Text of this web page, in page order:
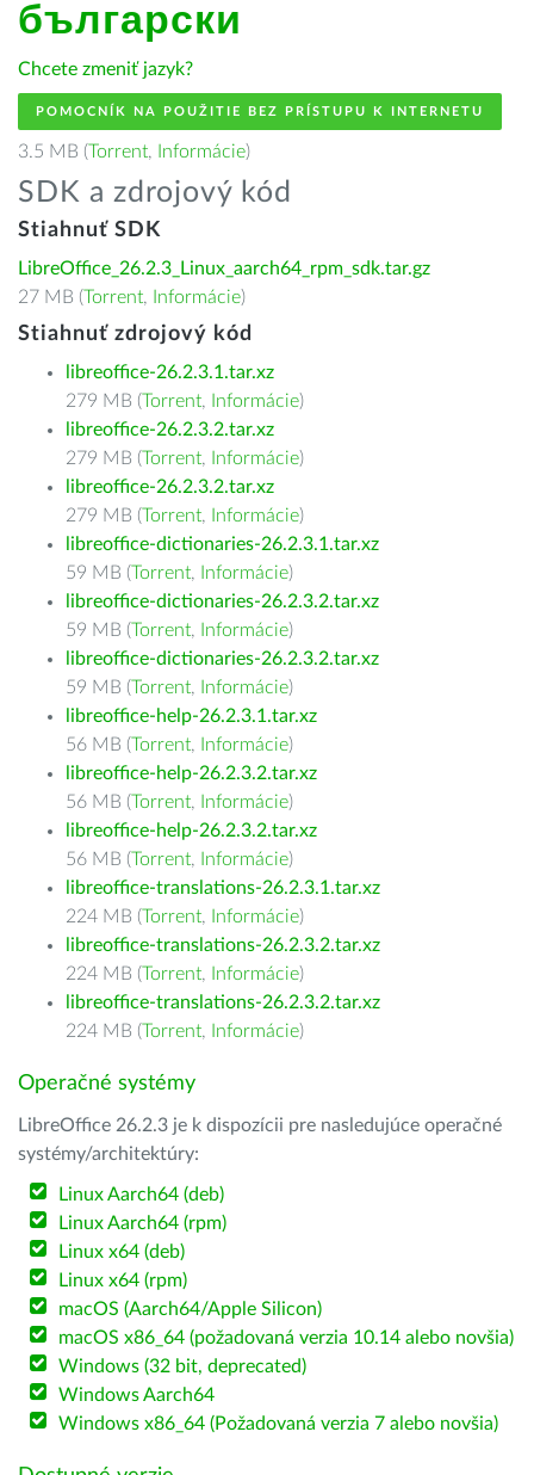
български
Chcete zmeniť jazyk?
POMOCNÍK NA POUŽITIE BEZ PRÍSTUPU K INTERNETU
3.5 MB (Torrent, Informácie)
SDK a zdrojový kód
Stiahnuť SDK
LibreOffice_26.2.3_Linux_aarch64_rpm_sdk.tar.gz
27 MB (Torrent, Informácie)
Stiahnuť zdrojový kód
libreoffice-26.2.3.1.tar.xz
279 MB (Torrent, Informácie)
libreoffice-26.2.3.2.tar.xz
279 MB (Torrent, Informácie)
libreoffice-26.2.3.2.tar.xz
279 MB (Torrent, Informácie)
libreoffice-dictionaries-26.2.3.1.tar.xz
59 MB (Torrent, Informácie)
libreoffice-dictionaries-26.2.3.2.tar.xz
59 MB (Torrent, Informácie)
libreoffice-dictionaries-26.2.3.2.tar.xz
59 MB (Torrent, Informácie)
libreoffice-help-26.2.3.1.tar.xz
56 MB (Torrent, Informácie)
libreoffice-help-26.2.3.2.tar.xz
56 MB (Torrent, Informácie)
libreoffice-help-26.2.3.2.tar.xz
56 MB (Torrent, Informácie)
libreoffice-translations-26.2.3.1.tar.xz
224 MB (Torrent, Informácie)
libreoffice-translations-26.2.3.2.tar.xz
224 MB (Torrent, Informácie)
libreoffice-translations-26.2.3.2.tar.xz
224 MB (Torrent, Informácie)
Operačné systémy
LibreOffice 26.2.3 je k dispozícii pre nasledujúce operačné
systémy/architektúry:
Linux Aarch64 (deb)
Linux Aarch64 (rpm)
Linux x64 (deb)
Linux x64 (rpm)
macOS (Aarch64/Apple Silicon)
macOS x86_64 (požadovaná verzia 10.14 alebo novšia)
Windows (32 bit, deprecated)
Windows Aarch64
Windows x86_64 (Požadovaná verzia 7 alebo novšia)